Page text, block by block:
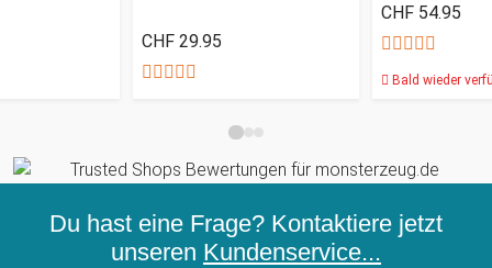
CHF 29.95
CHF 54.95
Bald wieder
Du hast eine Frage? Kontaktiere jetzt
unseren Kundenservice...